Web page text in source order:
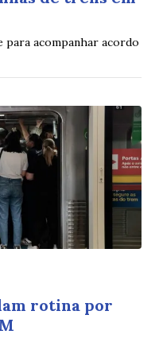
para acompanhar acordo
rotina por